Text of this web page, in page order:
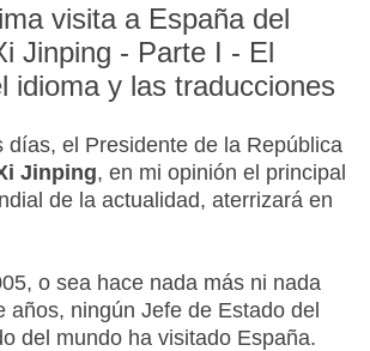
visita a España del
Jinping - Parte I - El
idioma y las traducciones
días, el Presidente de la República
Jinping, en mi opinión el principal
de la actualidad, aterrizará en
o sea hace nada más ni nada
años, ningún Jefe de Estado del
del mundo ha visitado España.